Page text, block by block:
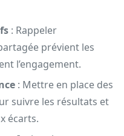
: Rappeler
prévient les
l’engagement.
: Mettre en place des
suivre les résultats et
écarts.